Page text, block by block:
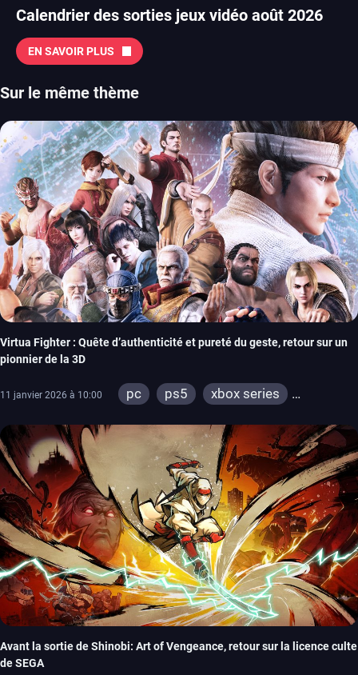
Calendrier des sorties jeux vidéo août 2026
EN SAVOIR PLUS
Sur le même thème
Virtua Fighter : Quête d’authenticité et pureté du geste, retour sur un
pionnier de la 3D
11 janvier 2026 à 10:00 pc ps5
xbox series
Avant la sortie de Shinobi: Art of Vengeance, retour sur la licence culte
de SEGA